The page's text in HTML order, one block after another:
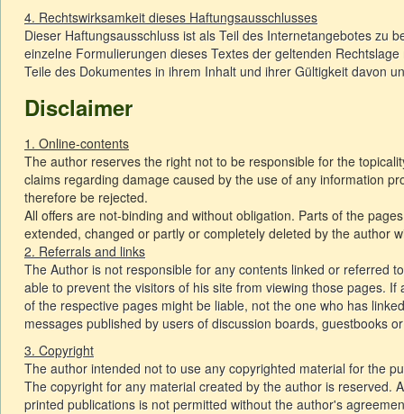
4. Rechtswirksamkeit dieses Haftungsausschlusses
Dieser Haftungsausschluss ist als Teil des Internetangebotes zu
einzelne Formulierungen dieses Textes der geltenden
Teile des Dokumentes in ihrem Inhalt und ihrer Gültigkeit davon
Disclaimer
1. Online-contents
The author reserves the right not to be responsible for the
claims regarding damage caused by the use of any information
therefore be rejected.
All offers are not-binding and without obligation. Parts of the
extended, changed or partly or completely deleted by the author
2. Referrals and links
The Author is not responsible for any contents linked or referred
able to prevent the visitors of his site from viewing those pages.
of the respective pages might be liable, not the one who has
messages published by users of discussion boards, guestbooks
3. Copyright
The author intended not to use any copyrighted material for the
The copyright for any material created by the author is reserved.
printed publications is not permitted without the author's